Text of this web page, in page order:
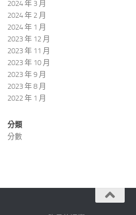
2024 年 3 月
2024 年 2 月
2024 年 1 月
2023 年 12 月
2023 年 11 月
2023 年 10 月
2023 年 9 月
2023 年 8 月
2022 年 1 月
分類
分數